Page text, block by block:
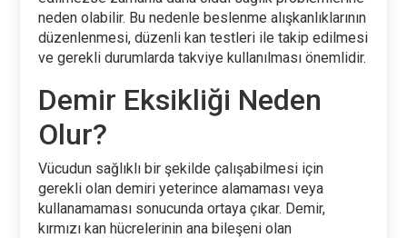
neden olabilir. Bu nedenle beslenme alışkanlıklarının
düzenlenmesi, düzenli kan testleri ile takip edilmesi
ve gerekli durumlarda takviye kullanılması önemlidir.
Demir Eksikliği Neden
Olur?
Vücudun sağlıklı bir şekilde çalışabilmesi için
gerekli olan demiri yeterince alamaması veya
kullanamaması sonucunda ortaya çıkar. Demir,
kırmızı kan hücrelerinin ana bileşeni olan